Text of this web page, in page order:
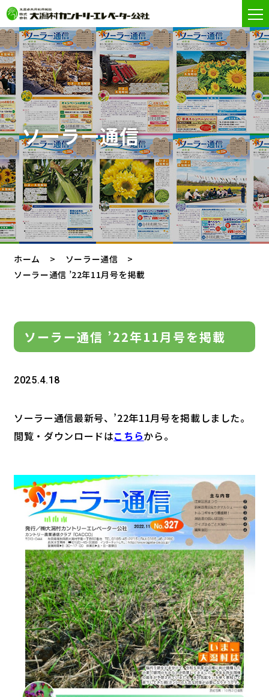
ソーラー通信
ホーム
ソーラー通信
ソーラー通信 ’22年11月号を掲載
ソーラー通信 ’22年11月号を掲載
2025.4.18
ソーラー通信最新号、’22年11月号を掲載しました。
閲覧・ダウンロードはこちらから。